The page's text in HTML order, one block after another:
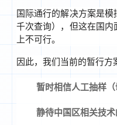
国际通行的解决方案是模
千次查询），但这在国内
上不可行。
因此，我们当前的暂行方
暂时相信人工抽样
静待中国区相关技